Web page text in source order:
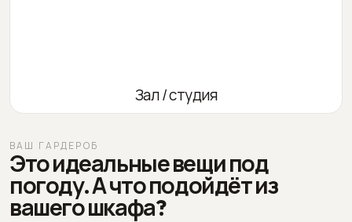
Зал / студия
ВАШ ГАРДЕРОБ
Это идеальные вещи под
погоду. А что подойдёт из
вашего шкафа?